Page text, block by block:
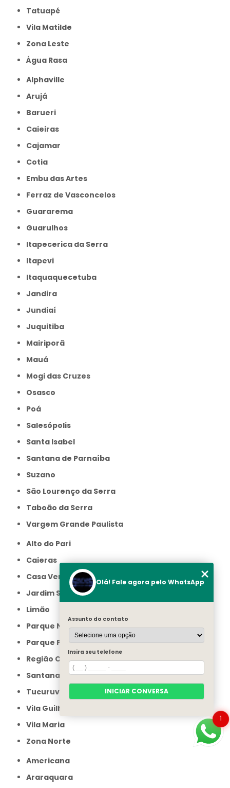
Tatuapé
Vila Matilde
Zona Leste
Água Rasa
Alphaville
Arujá
Barueri
Caieiras
Cajamar
Cotia
Embu das Artes
Ferraz de Vasconcelos
Guararema
Guarulhos
Itapecerica da Serra
Itapevi
Itaquaquecetuba
Jandira
Jundiaí
Juquitiba
Mairiporã
Mauá
Mogi das Cruzes
Osasco
Poá
Salesópolis
Santa Isabel
Santana de Parnaíba
Suzano
São Lourenço da Serra
Taboão da Serra
Vargem Grande Paulista
Alto do Pari
Caieras
Casa Verde
Jardim São Paulo
Limão
Parque Novo Mundo
Parque Peruche
Região Central
Santana
Tucuruvi
Vila Guilherme
Vila Maria
Zona Norte
Americana
Araraquara
1
Olá! Fale agora pelo WhatsApp
Assunto do contato
Insira seu telefone
INICIAR CONVERSA